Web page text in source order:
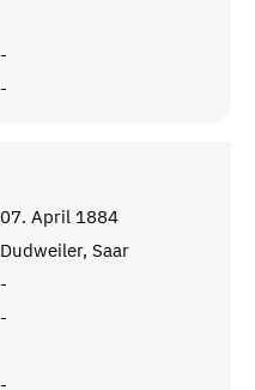
-
-
07. April 1884
Dudweiler, Saar
-
-
-